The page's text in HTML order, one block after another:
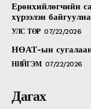
Ерөнхийлөгчийн
хүрээлэн байгуулна
УЛС ТӨР 07/22/2026
НӨАТ-ын
НИЙГЭМ 07/22/2026
Дагах